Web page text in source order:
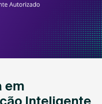
em
Inteligente